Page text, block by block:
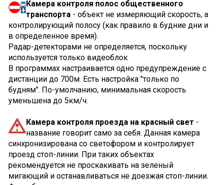
Камера контроля полос общественного
транспорта- объект не измеряющий скорость, а
контролирующий полосу (как правило в будние дни и
в определенное время).
Радар-детекторами не определяется, поскольку
используется только видеоблок
В программах настраивается одно предупреждение с
дистанции до 700м. Есть настройка "только по
будням". По-умолчанию, минимальная скорость
уменьшена до 5км/ч.
Камера контроля проезда на красный свет -
название говорит само за себя. Данная камера
синхронизирована со светофором и контролирует
проезд стоп-линии. При таких объектах
рекомендуется не проскакивать на зеленый
мигающий и останавливаться не доезжая стоп-линии.